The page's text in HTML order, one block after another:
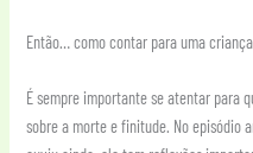
Então… como contar para uma
É sempre importante se atentar para
sobre a morte e finitude. No episódio